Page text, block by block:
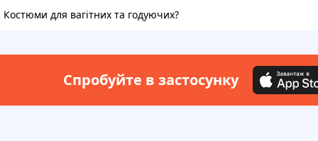
Костюми для вагітних та годуючих?
Спробуйте в застосунку